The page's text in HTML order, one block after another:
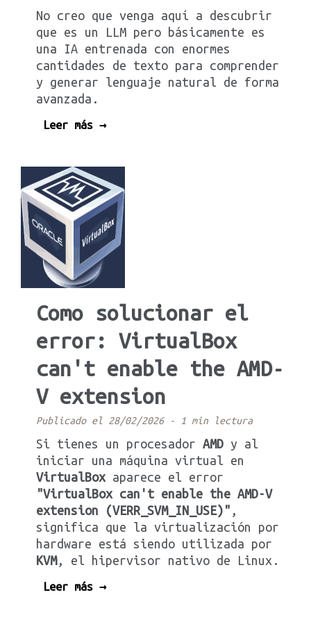
No creo que venga aquí a descubrir
que es un LLM pero básicamente es
una IA entrenada con enormes
cantidades de texto para comprender
y generar lenguaje natural de forma
avanzada.
Leer más →
Como solucionar el
error: VirtualBox
can't enable the AMD-
V extension
Publicado el 28/02/2026- 1 min lectura
Si tienes un procesador AMD y al
iniciar una máquina virtual en
VirtualBox aparece el error
"VirtualBox can't enable the AMD-V
extension (VERR_SVM_IN_USE)" ,
significa que la virtualización por
hardware está siendo utilizada por
KVM, el hipervisor nativo de Linux.
Leer más →